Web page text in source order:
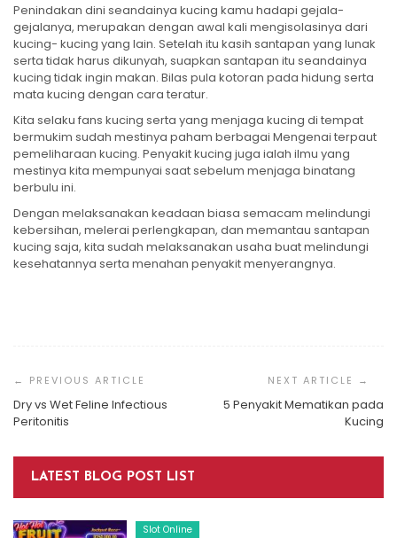
Penindakan dini seandainya kucing kamu hadapi gejala-
gejalanya, merupakan dengan awal kali mengisolasinya dari
kucing- kucing yang lain. Setelah itu kasih santapan yang lunak
serta tidak harus dikunyah, suapkan santapan itu seandainya
kucing tidak ingin makan. Bilas pula kotoran pada hidung serta
mata kucing dengan cara teratur.
Kita selaku fans kucing serta yang menjaga kucing di tempat
bermukim sudah mestinya paham berbagai Mengenai terpaut
pemeliharaan kucing. Penyakit kucing juga ialah ilmu yang
mestinya kita mempunyai saat sebelum menjaga binatang
berbulu ini.
Dengan melaksanakan keadaan biasa semacam melindungi
kebersihan, melerai perlengkapan, dan memantau santapan
kucing saja, kita sudah melaksanakan usaha buat melindungi
kesehatannya serta menahan penyakit menyerangnya.
Navigation
Dry vs Wet Feline Infectious
Peritonitis
5 Penyakit Mematikan pada
Kucing
LATEST BLOG POST LIST
Slot Online